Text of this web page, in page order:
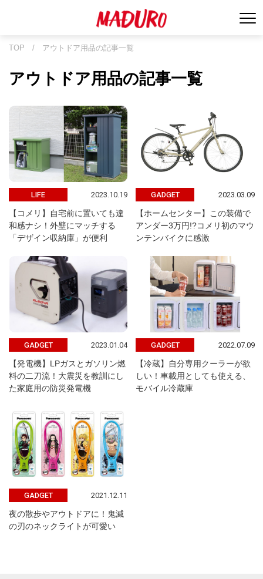
TOP / アウトドア用品の記事一覧
アウトドア用品の記事一覧
LIFE 2023.10.19
【コメリ】自宅前に置いても違
和感ナシ！外壁にマッチする
「デザイン収納庫」が便利
GADGET 2023.03.09
【ホームセンター】この装備で
アンダー3万円!?コメリ初のマウ
ンテンバイクに感激
GADGET 2023.01.04
【発電機】LPガスとガソリン燃
料の二刀流！大震災を教訓にし
た家庭用の防災発電機
GADGET 2022.07.09
【冷蔵】自分専用クーラーが欲
しい！車載用としても使える、
モバイル冷蔵庫
GADGET 2021.12.11
夜の散歩やアウトドアに！鬼滅
の刃のネックライトが可愛い